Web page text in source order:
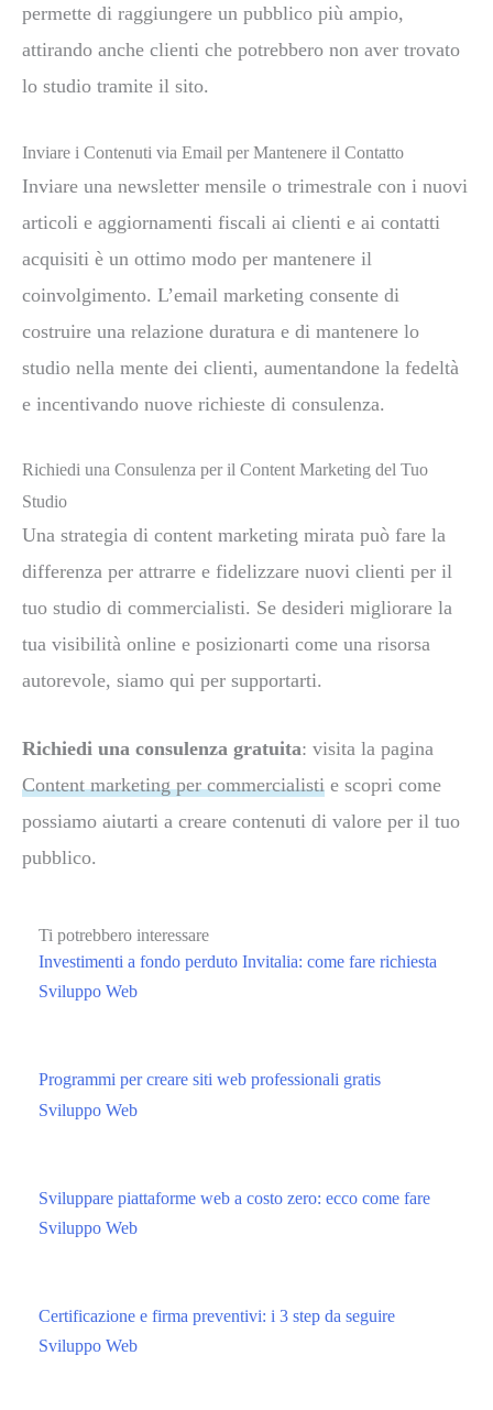
permette di raggiungere un pubblico più ampio,
attirando anche clienti che potrebbero non aver trovato
lo studio tramite il sito.
Inviare i Contenuti via Email per Mantenere il Contatto
Inviare una newsletter mensile o trimestrale con i nuovi
articoli e aggiornamenti fiscali ai clienti e ai contatti
acquisiti è un ottimo modo per mantenere il
coinvolgimento. L’email marketing consente di
costruire una relazione duratura e di mantenere lo
studio nella mente dei clienti, aumentandone la fedeltà
e incentivando nuove richieste di consulenza.
Richiedi una Consulenza per il Content Marketing del Tuo
Studio
Una strategia di content marketing mirata può fare la
differenza per attrarre e fidelizzare nuovi clienti per il
tuo studio di commercialisti. Se desideri migliorare la
tua visibilità online e posizionarti come una risorsa
autorevole, siamo qui per supportarti.
Richiedi una consulenza gratuita: visita la pagina
Content marketing per commercialisti e scopri come
possiamo aiutarti a creare contenuti di valore per il tuo
pubblico.
Ti potrebbero interessare
Investimenti a fondo perduto Invitalia: come fare richiesta
Sviluppo Web
Programmi per creare siti web professionali gratis
Sviluppo Web
Sviluppare piattaforme web a costo zero: ecco come fare
Sviluppo Web
Certificazione e firma preventivi: i 3 step da seguire
Sviluppo Web